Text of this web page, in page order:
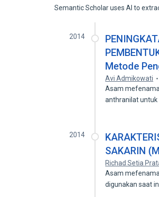
Semantic Scholar uses AI to
2014
Metode
Avi Admikowati
Asam
anthranilat untuk
2014
SAKARIN
Richad Setia
Asam
digunakan saat